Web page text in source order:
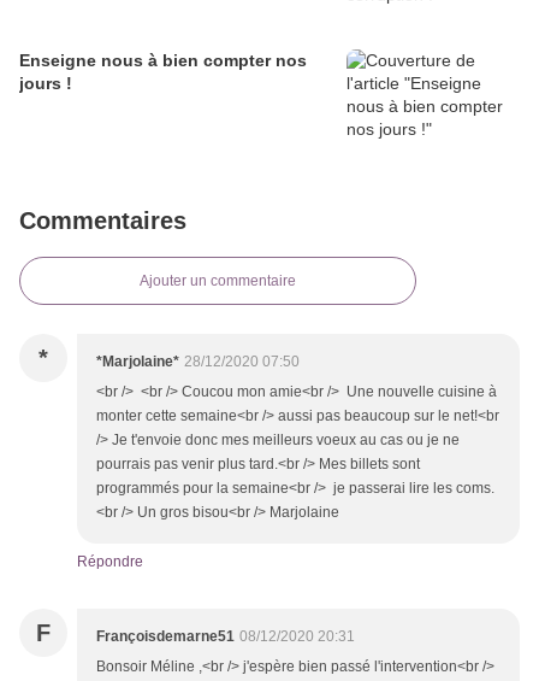
Enseigne nous à bien compter nos
jours !
Commentaires
Ajouter un commentaire
* *Marjolaine* 28/12/2020 07:50
<br /> <br /> Coucou mon amie<br /> Une nouvelle cuisine à
monter cette semaine<br /> aussi pas beaucoup sur le net!<br
/> Je t'envoie donc mes meilleurs voeux au cas ou je ne
pourrais pas venir plus tard.<br /> Mes billets sont
programmés pour la semaine<br /> je passerai lire les coms.
<br /> Un gros bisou<br /> Marjolaine
Répondre
F Françoisdemarne51 08/12/2020 20:31
Bonsoir Méline ,<br /> j'espère bien passé l'intervention<br />